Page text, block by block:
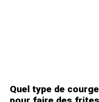
Quel type de